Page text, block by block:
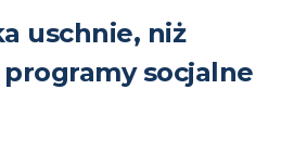
uschnie, niż
socjalne